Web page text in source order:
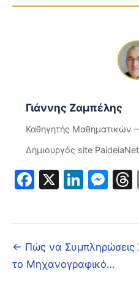
Γιάννης Ζαμπέλης
Καθηγητής Μαθηματικών
Δημιουργός site
Facebook
X
← Πώς να Συμπληρώσεις
το Μηχανογραφικό…